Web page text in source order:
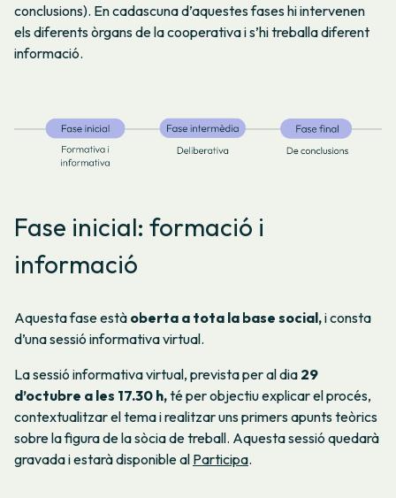
conclusions). En cadascuna d’aquestes fases hi intervenen
els diferents òrgans de la cooperativa i s’hi treballa diferent
informació.
Fase inicial: formació i
informació
Aquesta fase està oberta a tota la base social,i consta
d’una sessió informativa virtual.
La sessió informativa virtual, prevista per al dia 29
d’octubre a les 17.30 h,té per objectiu explicar el procés,
contextualitzar el tema i realitzar uns primers apunts teòrics
sobre la figura de la sòcia de treball. Aquesta sessió quedarà
gravada i estarà disponible al Participa.